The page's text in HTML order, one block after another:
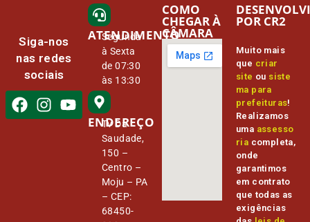
Siga-nos
nas redes
sociais
ATENDIMENTO
Segunda
à Sexta
de 07:30
às 13:30
ENDEREÇO
Tv Da
Saudade,
150 –
Centro –
Moju – PA
– CEP:
68450-
COMO
CHEGAR À
CÂMARA
Muito mais
que criar
site ou siste
ma para
prefeituras!
Realizamos
uma assesso
ria completa,
onde
garantimos
em contrato
que todas as
exigências
POR CR2